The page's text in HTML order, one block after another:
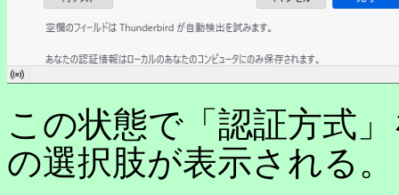
この状態で「認証方式
の選択肢が表示される。